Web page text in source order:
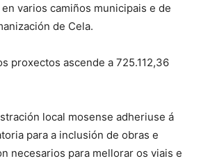
varios camiños municipais e de
de Cela.
proxectos ascende a 725.112,36
local mosense adheriuse á
para a inclusión de obras e
necesarios para mellorar os viais e